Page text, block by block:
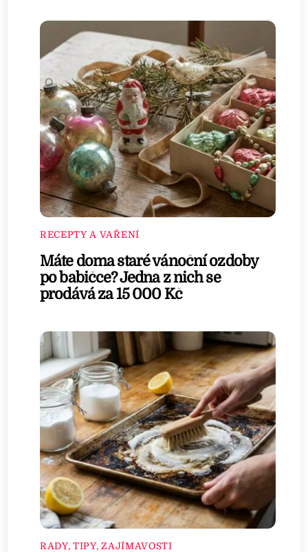
RECEPTY A VAŘENÍ
Máte doma staré vánoční ozdoby
po babičce? Jedna z nich se
prodává za 15 000 Kč
RADY, TIPY, ZAJÍMAVOSTI